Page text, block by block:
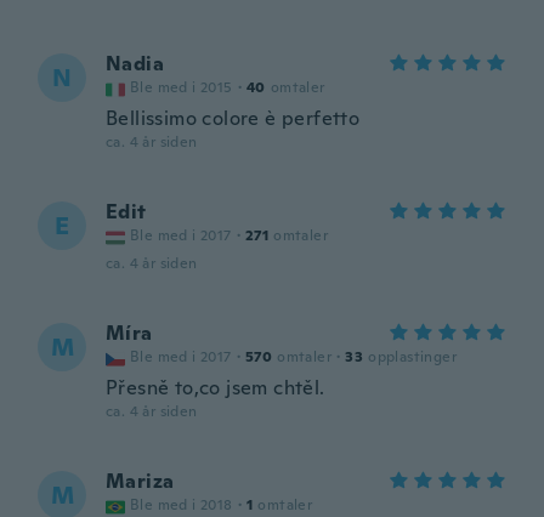
N Nadia
Ble med i 2015 · 40 omtaler
Bellissimo colore è perfetto
ca. 4 år siden
E Edit
Ble med i 2017 · 271 omtaler
ca. 4 år siden
M Míra
Ble med i 2017 · 570 omtaler · 33 opplastinger
Přesně to,co jsem chtěl.
ca. 4 år siden
M Mariza
Ble med i 2018 · 1 omtaler